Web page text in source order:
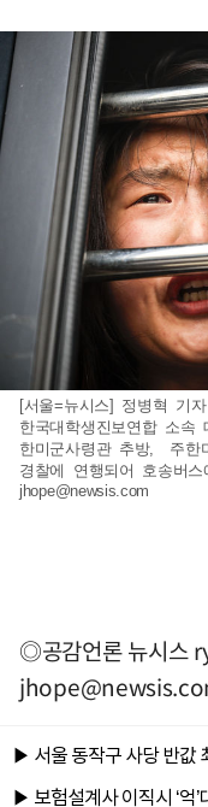
[서울=뉴시스] 정병혁 기
한국대학생진보연합 소
한미군사령관 추방, 주한
경찰에 연행되어 호송버
jhope@newsis.com
◎공감언론 뉴시스